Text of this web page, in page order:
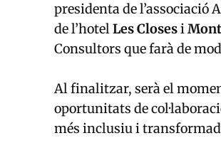
presidenta de l’associació
de l’hotelLes Closesi
Consultors que farà de
Al finalitzar, serà el
oportunitats de
més inclusiu i